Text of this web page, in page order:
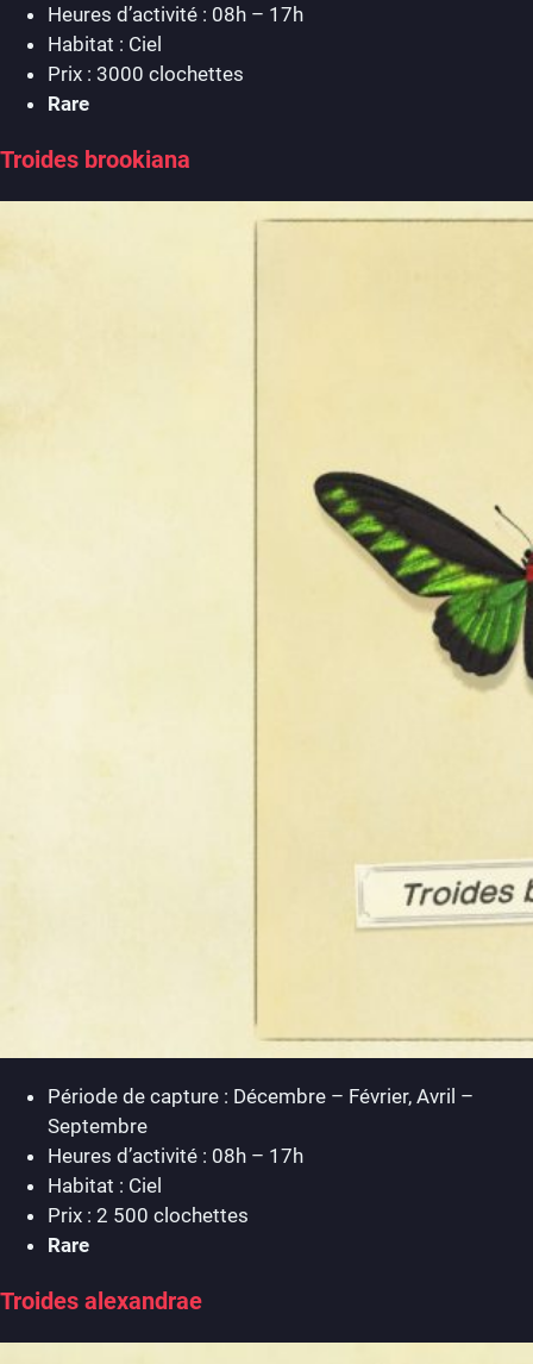
Heures d’activité : 08h – 17h
Habitat : Ciel
Prix : 3000 clochettes
Rare
Troides brookiana
Période de capture : Décembre – Février, Avril –
Septembre
Heures d’activité : 08h – 17h
Habitat : Ciel
Prix : 2 500 clochettes
Rare
Troides alexandrae